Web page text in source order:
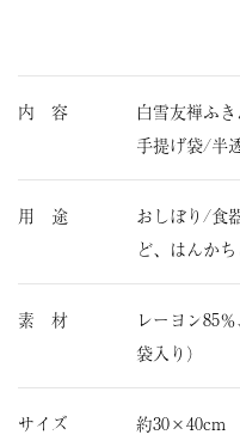
内 容
白雪友禅ふ
手提げ袋/半
用 途
おしぼり/食
ど、はんか
素 材
レーヨン
袋入り）
サイズ 約30×40cm